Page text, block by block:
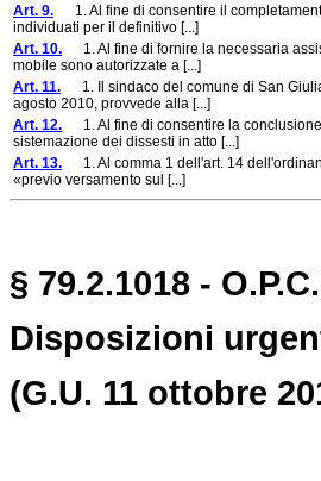
Art. 9. 1. Al fine di consentire il
individuati per il definitivo [...]
Art. 10. 1. Al fine di fornire la necessaria
mobile sono autorizzate a [...]
Art. 11. 1. Il sindaco del comune di San
agosto 2010, provvede alla [...]
Art. 12. 1. Al fine di consentire la
sistemazione dei dissesti in atto [...]
Art. 13. 1. Al comma 1 dell'art. 14
«previo versamento sul [...]
§ 79.2.1018 -
Disposizioni
(G.U. 11 ottobre